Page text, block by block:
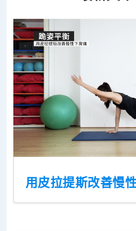
用皮拉提斯改善慢